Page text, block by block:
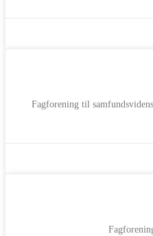
Fagforening til